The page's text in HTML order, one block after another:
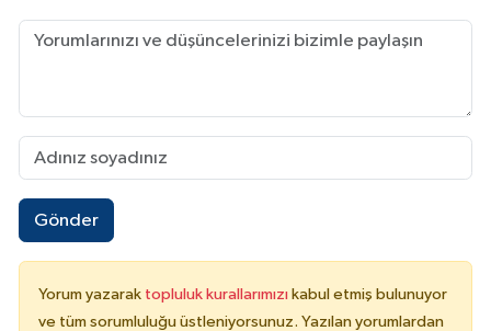
Gönder
Yorum yazarak topluluk kurallarımızı kabul etmiş bulunuyor
ve tüm sorumluluğu üstleniyorsunuz. Yazılan yorumlardan